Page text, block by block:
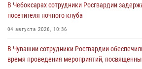
В Чебоксарах сотрудники Росгвардии
посетителя ночного клуба
04 августа 2026, 10:36
В Чувашии сотрудники Росгвардии
время проведения мероприятий,